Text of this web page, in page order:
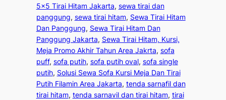
5×5 Tirai Hitam Jakarta, sewa tirai dan
panggung, sewa tirai hitam, Sewa Tirai Hitam
Dan Panggung, Sewa Tirai Hitam Dan
Panggung Jakarta, Sewa Tirai Hitam, Kursi,
Meja Promo Akhir Tahun Area Jakrta, sofa
puff, sofa putih, sofa putih oval, sofa single
putih, Solusi Sewa Sofa Kursi Meja Dan Tirai
Putih Filamin Area Jakarta, tenda sarnafil dan
tirai hitam, tenda sarnavil dan tirai hitam, tirai